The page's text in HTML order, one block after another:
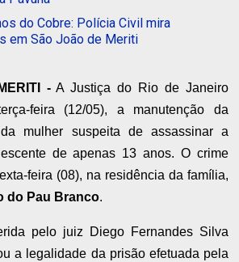
do Cobre: Polícia Civil mira
em São João de Meriti
-A Justiça do Rio de Janeiro
feira (12/05), a manutenção da
mulher suspeita de assassinar a
de apenas 13 anos. O crime
feira (08), na residência da família,
do Pau Branco.
pelo juiz Diego Fernandes Silva
a legalidade da prisão efetuada pela